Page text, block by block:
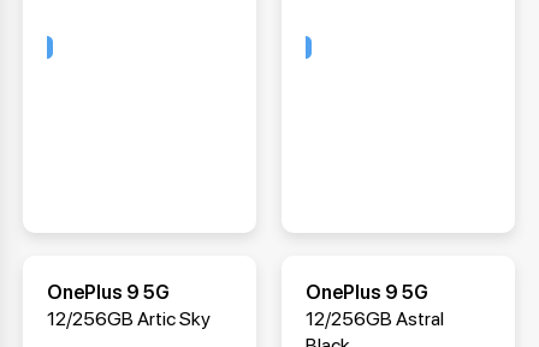
OnePlus 9 5G
12/256GB Artic Sky
OnePlus 9 5G
12/256GB Astral